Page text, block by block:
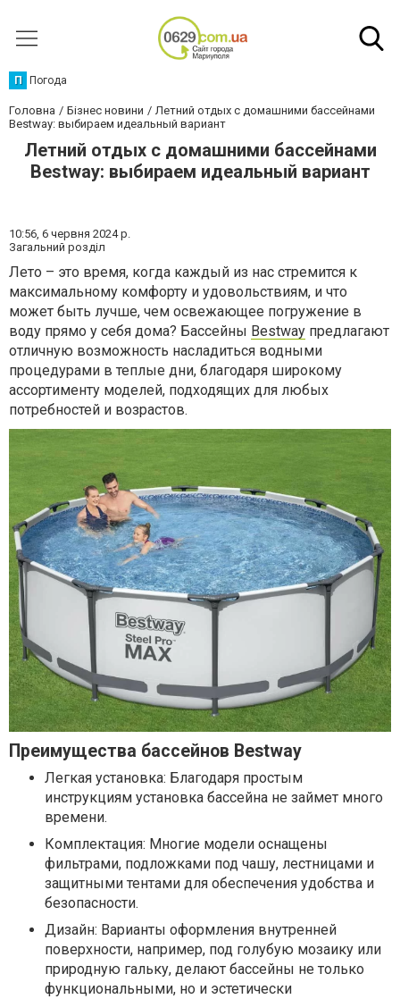
П Погода
Головна Бізнес новини
Летний отдых с домашними бассейнами
Bestway: выбираем идеальный вариант
Летний отдых с домашними бассейнами
Bestway: выбираем идеальный вариант
10:56, 6 червня 2024 р.
Загальний розділ
Лето – это время, когда каждый из нас стремится к
максимальному комфорту и удовольствиям, и что
может быть лучше, чем освежающее погружение в
воду прямо у себя дома? Бассейны Bestway предлагают
отличную возможность насладиться водными
процедурами в теплые дни, благодаря широкому
ассортименту моделей, подходящих для любых
потребностей и возрастов.
Преимущества бассейнов Bestway
Легкая установка: Благодаря простым
инструкциям установка бассейна не займет много
времени.
Комплектация: Многие модели оснащены
фильтрами, подложками под чашу, лестницами и
защитными тентами для обеспечения удобства и
безопасности.
Дизайн: Варианты оформления внутренней
поверхности, например, под голубую мозаику или
природную гальку, делают бассейны не только
функциональными, но и эстетически